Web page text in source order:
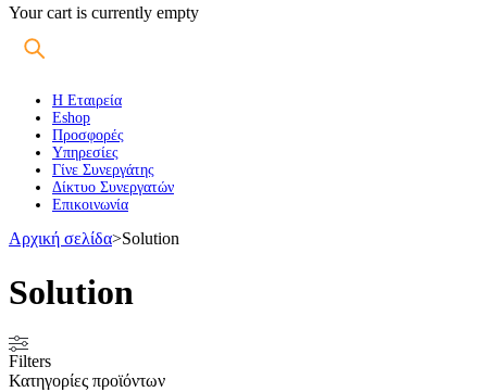
Your cart is currently empty
Η Εταιρεία
Eshop
Προσφορές
Υπηρεσίες
Γίνε Συνεργάτης
Δίκτυο Συνεργατών
Επικοινωνία
Αρχική σελίδα>Solution
Solution
Filters
Κατηγορίες προϊόντων